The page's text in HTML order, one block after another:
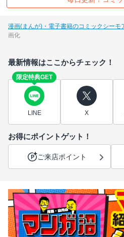
漫画(まんが)・電子書籍のコミックシーモ
画化
最新情報はここからチェック！
限定特典GET
LINE X
お得にポイントゲット！
ご来店ポイント